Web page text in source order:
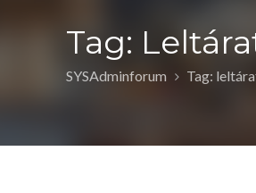
Tag:
SYSAdminforum Tag: